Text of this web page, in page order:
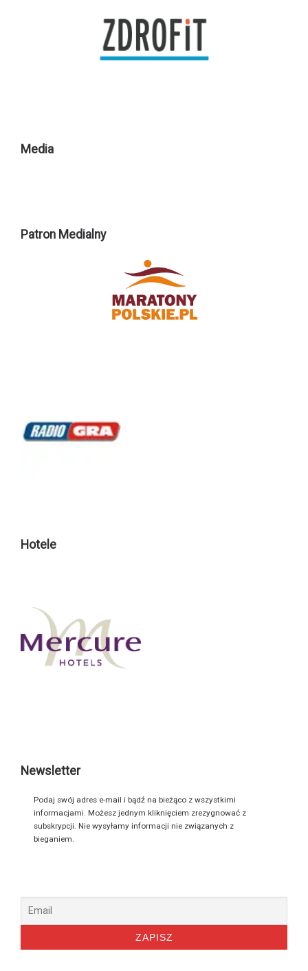
Media
Patron Medialny
Hotele
Newsletter
Podaj swój adres e-mail i bądź na bieżąco z wszystkimi
informacjami. Możesz jednym kliknięciem zrezygnować z
subskrypcji. Nie wysyłamy informacji nie związanych z
bieganiem.